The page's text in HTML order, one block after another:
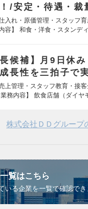
！/安定・待遇・
入れ・原価管理・スタッフ
内容】 和食・洋食・スタンデ
長候補】月9日休
長性を三拍子で
上管理・スタッフ教育・接
務内容】 飲食店舗（ダイ
株式会社ＤＤグループ
覧はこちら
いる企業を一覧で確認でき